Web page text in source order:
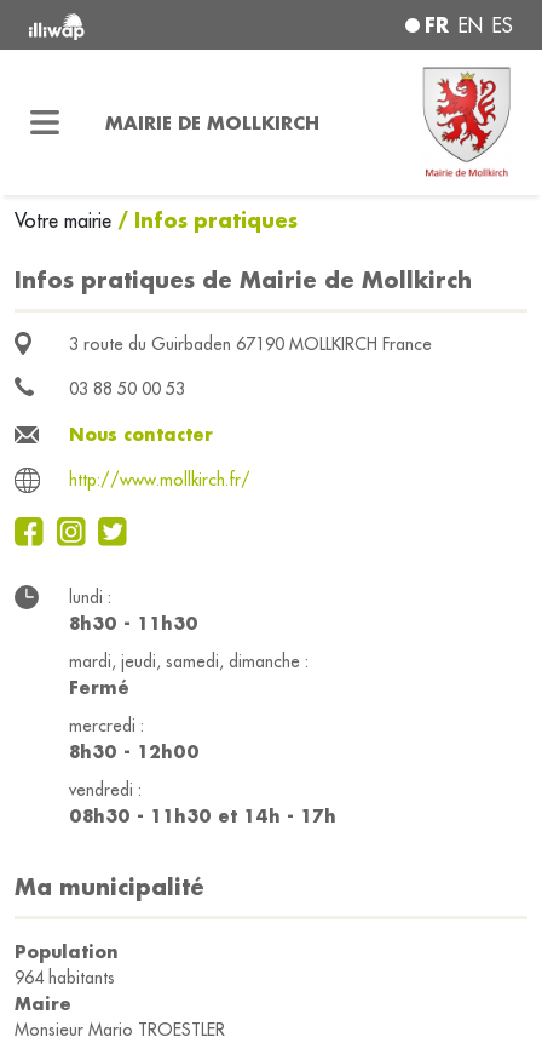
FR EN ES
MAIRIE DE MOLLKIRCH
Votre mairie / Infos pratiques
Infos pratiques de Mairie de Mollkirch
3 route du Guirbaden 67190 MOLLKIRCH France
03 88 50 00 53
Nous contacter
http://www.mollkirch.fr/
lundi :
8h30 - 11h30
mardi, jeudi, samedi, dimanche :
Fermé
mercredi :
8h30 - 12h00
vendredi :
08h30 - 11h30 et 14h - 17h
Ma municipalité
Population
964 habitants
Maire
Monsieur Mario TROESTLER